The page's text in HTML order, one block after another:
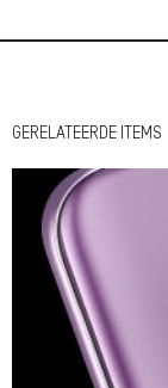
GERELATEERDE ITEMS